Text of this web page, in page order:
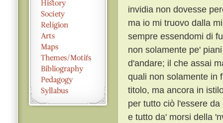
invidia non dovesse
ma io mi truovo dalla
sempre essendomi di
non solamente pe'
d'andare; il che assai
quali non solamente in
titolo, ma ancora in
per tutto ciò l'essere
e tutto da' morsi della